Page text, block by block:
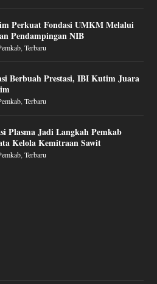
Perkuat Fondasi UMKM Melalui
Pendampingan NIB
,Terbaru
Berbuah Prestasi, IBI Kutim Juara
,Terbaru
Plasma Jadi Langkah Pemkab
Kelola Kemitraan Sawit
,Terbaru